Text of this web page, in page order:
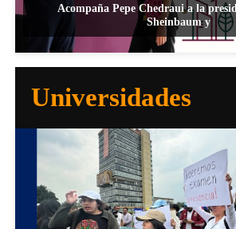
Acompaña Pepe Chedraui a la
Sheinbaum y
Universidades